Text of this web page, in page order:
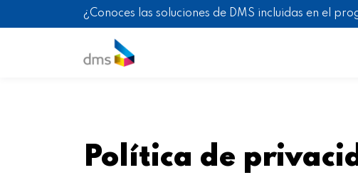
¿Conoces las soluciones de DMS incluidas en el
Política de